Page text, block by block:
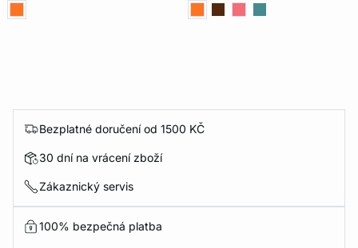
Bezplatné doručení od 1500 KČ
30 dní na vrácení zboží
Zákaznický servis
100% bezpečná platba